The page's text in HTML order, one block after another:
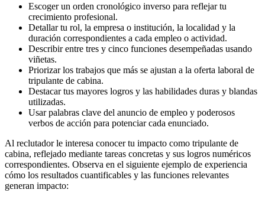
Escoger un orden cronológico inverso para reflejar tu
crecimiento profesional.
Detallar tu rol, la empresa o institución, la localidad y la
duración correspondientes a cada empleo o actividad.
Describir entre tres y cinco funciones desempeñadas usando
viñetas.
Priorizar los trabajos que más se ajustan a la oferta laboral de
tripulante de cabina.
Destacar tus mayores logros y las habilidades duras y blandas
utilizadas.
Usar palabras clave del anuncio de empleo y poderosos
verbos de acción para potenciar cada enunciado.
Al reclutador le interesa conocer tu impacto como tripulante de
cabina, reflejado mediante tareas concretas y sus logros numéricos
correspondientes. Observa en el siguiente ejemplo de experiencia
cómo los resultados cuantificables y las funciones relevantes
generan impacto: